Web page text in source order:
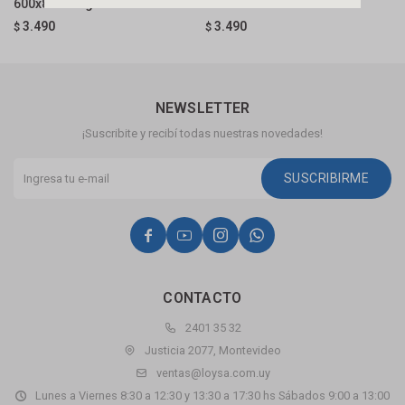
600x850 Beige Cozimax
$ 3.490 $ 3.490
CONTACTO
2401 35 32
Justicia 2077, Montevideo
ventas@loysa.com.uy
Lunes a Viernes 8:30 a 12:30 y 13:30 a 17:30 hs Sábados 9:00 a 13:00
NEWSLETTER
¡Suscribite y recibí todas nuestras novedades!
SUSCRIBIRME
   